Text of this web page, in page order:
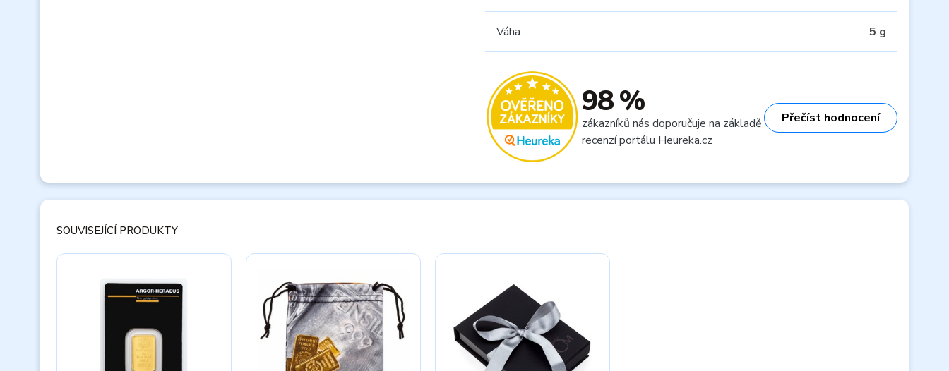
Váha 5 g
98 %
zákazníků nás doporučuje na základě
recenzí portálu Heureka.cz
Přečíst hodnocení
SOUVISEJÍCÍ PRODUKTY